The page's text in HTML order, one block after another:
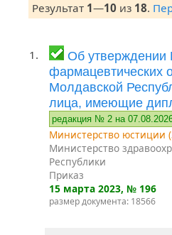
Результат 1—10 из 18.
1.
Об утверждении
фармацевтических
Молдавской
лица, имеющие
редакция № 2 на
Министерство юстиции
Министерство
Республики
Приказ
15 марта 2023, № 196
размер документа: 18566